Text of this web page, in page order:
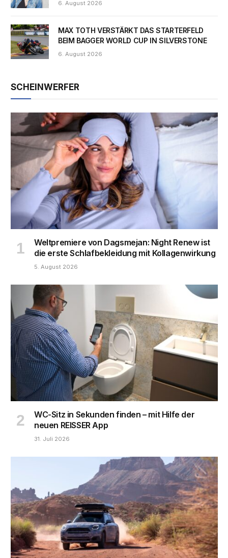
6. August 2026
MAX TOTH VERSTÄRKT DAS STARTERFELD
BEIM BAGGER WORLD CUP IN SILVERSTONE
6. August 2026
SCHEINWERFER
Weltpremiere von Dagsmejan: Night Renew ist
die erste Schlafbekleidung mit Kollagenwirkung
5. August 2026
WC-Sitz in Sekunden finden – mit Hilfe der
neuen REISSER App
31. Juli 2026